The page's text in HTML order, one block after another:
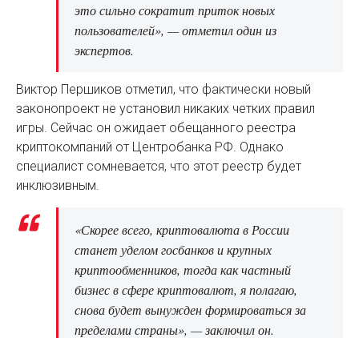
это сильно сократит приток новых
пользователей», — отметил один из
экспертов.
Виктор Першиков отметил, что фактически новый
законопроект не установил никаких четких правил
игры. Сейчас он ожидает обещанного реестра
криптокомпаний от Центробанка РФ. Однако
специалист сомневается, что этот реестр будет
инклюзивным.
«Скорее всего, криптовалюта в России
станет уделом госбанков и крупных
криптообменников, тогда как частный
бизнес в сфере криптовалют, я полагаю,
снова будет вынужден формироваться за
пределами страны», — заключил он.